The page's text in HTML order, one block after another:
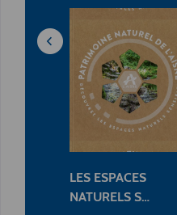
LES ESPACES
NATURELS S…